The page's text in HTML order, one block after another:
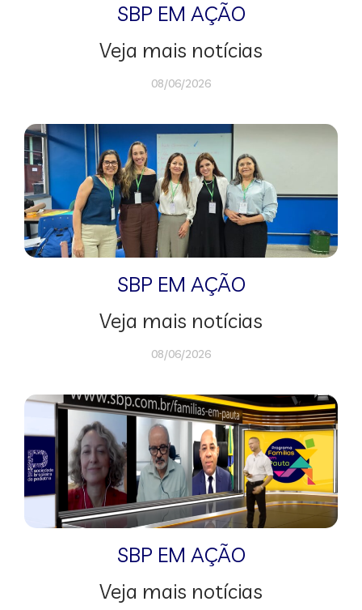
SBP EM AÇÃO
Veja mais notícias
08/06/2026
SBP EM AÇÃO
Veja mais notícias
08/06/2026
SBP EM AÇÃO
Veja mais notícias